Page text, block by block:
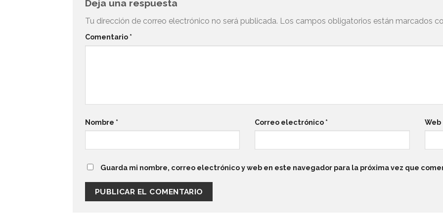
Deja una respuesta
Tu dirección de correo electrónico no será publicada. Los campos obligatorios están marcados
Comentario *
Nombre * Correo electrónico * Web
Guarda mi nombre, correo electrónico y web en este navegador para la próxima vez que